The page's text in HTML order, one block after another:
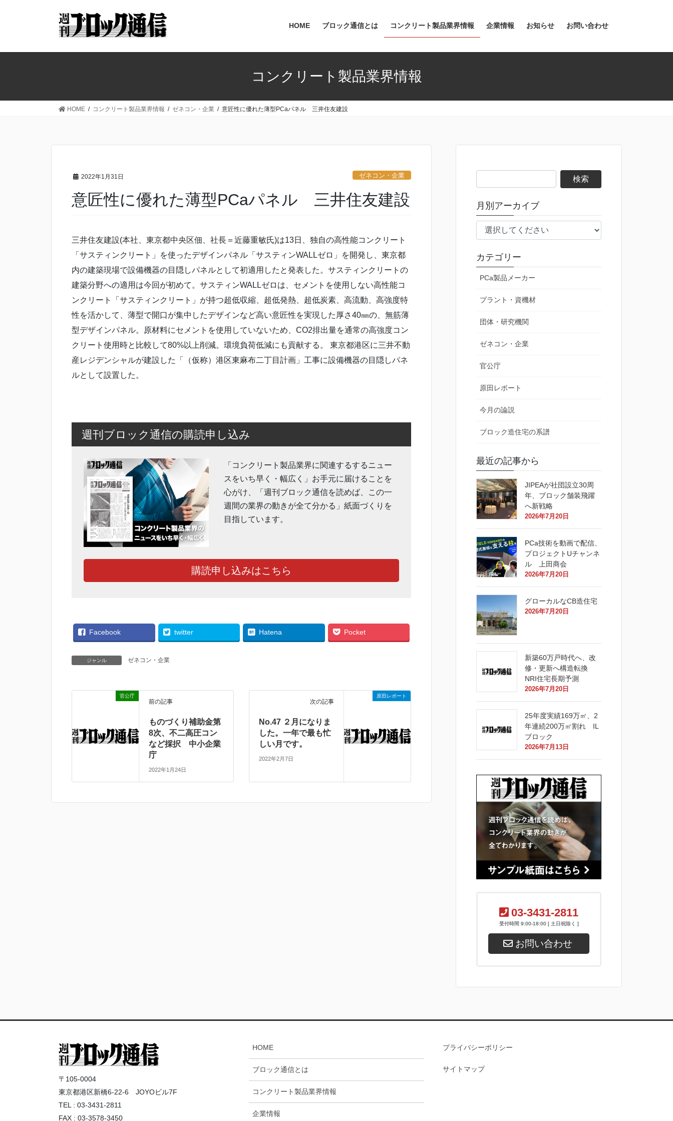
ツ
ッ
シ
移
HOME ブロック通信とは コンクリート製品業界情報 企業情報 お知らせ お問い合わせ
コンクリート製品業界情報
HOME コンクリート製品業界情報 ゼネコン・企業 意匠性に優れた薄型PCaパネル 三井住友建設
2022年1月31日 ゼネコン・企業
意匠性に優れた薄型PCaパネル 三井住友建設
三井住友建設(本社、東京都中央区佃、社長＝近藤重敏氏)は13日、独自の高性能コンクリート
「サスティンクリート」を使ったデザインパネル「サスティンWALLゼロ」を開発し、東京都
内の建築現場で設備機器の目隠しパネルとして初適用したと発表した。サスティンクリートの
建築分野への適用は今回が初めて。サスティンWALLゼロは、セメントを使用しない高性能コ
ンクリート「サスティンクリート」が持つ超低収縮、超低発熱、超低炭素、高流動、高強度特
性を活かして、薄型で開口が集中したデザインなど高い意匠性を実現した厚さ40㎜の、無筋薄
型デザインパネル。原材料にセメントを使用していないため、CO2排出量を通常の高強度コン
クリート使用時と比較して80%以上削減。環境負荷低減にも貢献する。 東京都港区に三井不動
産レジデンシャルが建設した「（仮称）港区東麻布二丁目計画」工事に設備機器の目隠しパネ
ルとして設置した。
週刊ブロック通信の購読申し込み
「コンクリート製品業界に関連するするニュー
スをいち早く・幅広く」お手元に届けることを
心がけ、「週刊ブロック通信を読めば、この一
週間の業界の動きが全て分かる」紙面づくりを
目指しています。
購読申し込みはこちら
Facebook twitter Hatena Pocket
ジャンル ゼネコン・企業
官公庁
前の記事
ものづくり補助金第
8次、不二高圧コン
など採択 中小企業
庁
2022年1月24日
原田レポート
次の記事
No.47 ２月になりま
した。一年で最も忙
しい月です。
2022年2月7日
索:
月別アーカイブ
カテゴリー
PCa製品メーカー
プラント・資機材
団体・研究機関
ゼネコン・企業
官公庁
原田レポート
今月の論説
ブロック造住宅の系譜
最近の記事から
JIPEAが社団設立30周
年、ブロック舗装飛躍
へ新戦略
2026年7月20日
PCa技術を動画で配信、
プロジェクトUチャンネ
ル 上田商会
2026年7月20日
グローカルなCB造住宅
2026年7月20日
新築60万戸時代へ、改
修・更新へ構造転換
NRI住宅長期予測
2026年7月20日
25年度実績169万㎡、2
年連続200万㎡割れ IL
ブロック
2026年7月13日
03-3431-2811
受付時間 9:00-18:00 [ 土日祝除く ]
お問い合わせ
〒105-0004
東京都港区新橋6-22-6 JOYOビル7F
TEL : 03-3431-2811
FAX : 03-3578-3450
HOME
ブロック通信とは
コンクリート製品業界情報
企業情報
プライバシーポリシー
サイトマップ